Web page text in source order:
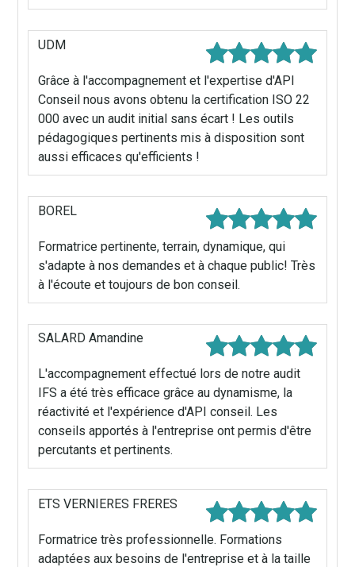
UDM
Grâce à l'accompagnement et l'expertise d'API
Conseil nous avons obtenu la certification ISO 22
000 avec un audit initial sans écart ! Les outils
pédagogiques pertinents mis à disposition sont
aussi efficaces qu'efficients !
BOREL
Formatrice pertinente, terrain, dynamique, qui
s'adapte à nos demandes et à chaque public! Très
à l'écoute et toujours de bon conseil.
SALARD Amandine
L'accompagnement effectué lors de notre audit
IFS a été très efficace grâce au dynamisme, la
réactivité et l'expérience d'API conseil. Les
conseils apportés à l'entreprise ont permis d'être
percutants et pertinents.
ETS VERNIERES FRERES
Formatrice très professionnelle. Formations
adaptées aux besoins de l'entreprise et à la taille